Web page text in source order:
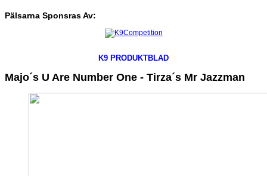
Pälsarna SponsrasAv:
K9 PRODUKTBLAD
Majo´s U Are Number One - Tirza´s Mr Jazzman